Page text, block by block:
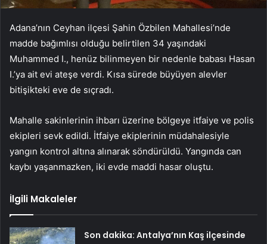
Adana’nın Ceyhan ilçesi Şahin Özbilen Mahallesi’nde
madde bağımlısı olduğu belirtilen 34 yaşındaki
Muhammed I., henüz bilinmeyen bir nedenle babası Hasan
I.’ya ait evi ateşe verdi. Kısa sürede büyüyen alevler
bitişikteki eve de sıçradı.
Mahalle sakinlerinin ihbarı üzerine bölgeye itfaiye ve polis
ekipleri sevk edildi. İtfaiye ekiplerinin müdahalesiyle
yangın kontrol altına alınarak söndürüldü. Yangında can
kaybı yaşanmazken, iki evde maddi hasar oluştu.
İlgili Makaleler
Son dakika: Antalya’nın Kaş ilçesinde